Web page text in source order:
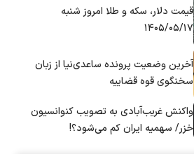
قیمت دلار، سکه و طلا امروز شنبه
۱۴۰۵/۰۵/۱۷
آخرین وضعیت پرونده ساعدی‌نیا از زبان
سخنگوی قوه قضاییه
واکنش غریب‌آبادی به تصویب کنوانسیون
خزر/ سهمیه ایران کم می‌شود؟!